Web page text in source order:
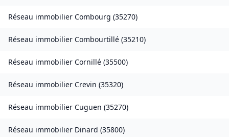
Réseau immobilier Combourg (35270)
Réseau immobilier Combourtillé (35210)
Réseau immobilier Cornillé (35500)
Réseau immobilier Crevin (35320)
Réseau immobilier Cuguen (35270)
Réseau immobilier Dinard (35800)